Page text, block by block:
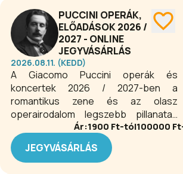
zenei műfajokban. A repertoárban
könnyű- és komolyzenei koncertek,
valamint gyermekkoncertek is
megtalálhatóak.
PUCCINI OPERÁK,
ELŐADÁSOK 2026 /
2027 - ONLINE
JEGYVÁSÁRLÁS
2026.08.11. (KEDD)
A Giacomo Puccini operák és
koncertek 2026 / 2027-ben a
romantikus zene és az olasz
operairodalom legszebb pillanatait
hozzák el a közönség számára. A
Bohémélet, a Tosca vagy a
Pillangókisasszony dallamai
felejthetetlen érzelmi utazást
Ár:1900 Ft-tól100000
JEGYVÁSÁRLÁS